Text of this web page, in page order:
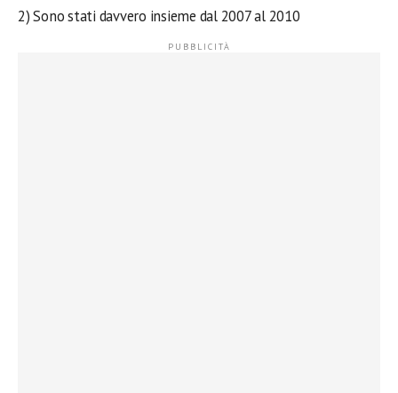
2) Sono stati davvero insieme dal 2007 al 2010